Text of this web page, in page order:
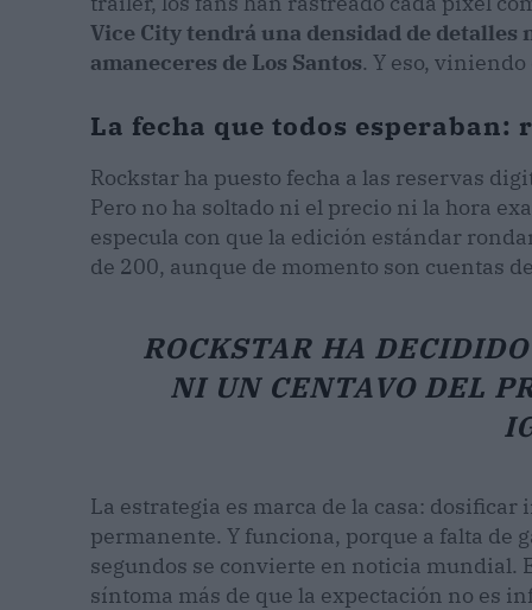
Vice City tendrá una densidad de
amaneceres de Los Santos. Y eso,
La fecha que todos
Rockstar ha puesto fecha a las reservas
Pero no ha soltado ni el precio ni la hora
especula con que la edición estándar
de 200, aunque de momento son cuentas
ROCKSTAR HA
NI UN CENTAVO DEL
La estrategia es marca de la casa:
permanente. Y funciona, porque a falta de
segundos se convierte en noticia mundial.
síntoma más de que la expectación no es